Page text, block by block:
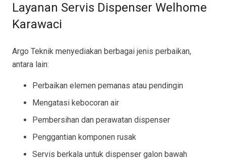
Layanan Servis Dispenser Welhome
Karawaci
Argo Teknik menyediakan berbagai jenis perbaikan,
antara lain:
Perbaikan elemen pemanas atau pendingin
Mengatasi kebocoran air
Pembersihan dan perawatan dispenser
Penggantian komponen rusak
Servis berkala untuk dispenser galon bawah